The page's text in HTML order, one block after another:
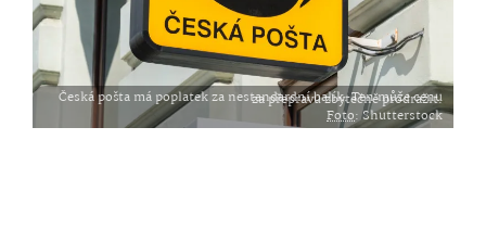
Česká pošta má poplatek za nestandardní balík. Ten může cenu za přepravu zbytečně prodražit.
Foto: Shutterstock